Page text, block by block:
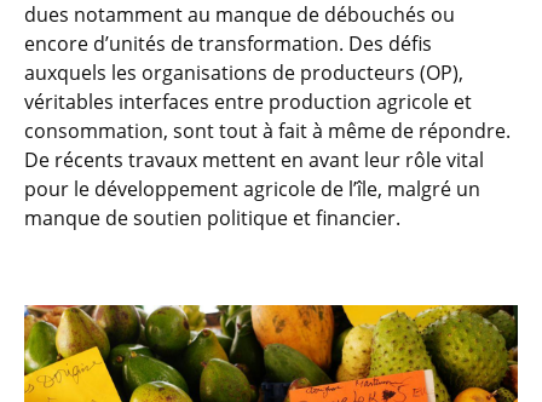
dues notamment au manque de débouchés ou
encore d’unités de transformation. Des défis
auxquels les organisations de producteurs (OP),
véritables interfaces entre production agricole et
consommation, sont tout à fait à même de répondre.
De récents travaux mettent en avant leur rôle vital
pour le développement agricole de l’île, malgré un
manque de soutien politique et financier.